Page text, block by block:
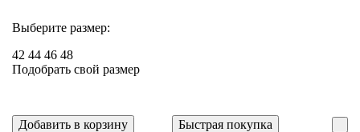
Выберите размер:
42 44 46 48
Подобрать свой размер
Добавить в корзину Быстрая покупка